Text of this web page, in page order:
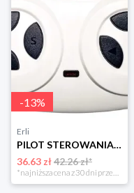
-13%
Erli
PILOT STEROWANIA 2.4G DO AUT AUTA NA AKUMULATOR Kontroler JR TYP 2
36.63 zł42.26 zł*
*najniższa cena z 30 dni przed obniżką